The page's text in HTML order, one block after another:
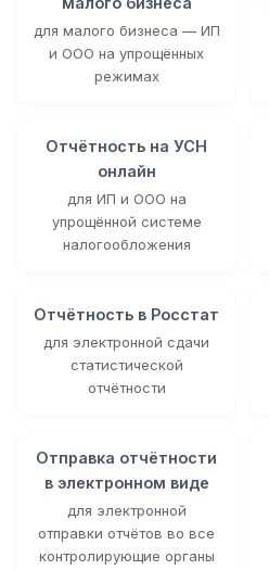
для малого бизнеса — ИП
и ООО на упрощённых
режимах
Отчётность на УСН
онлайн
для ИП и ООО на
упрощённой системе
налогообложения
Отчётность в Росстат
для электронной сдачи
статистической
отчётности
Отправка отчётности
в электронном виде
для электронной
отправки отчётов во все
контролирующие органы